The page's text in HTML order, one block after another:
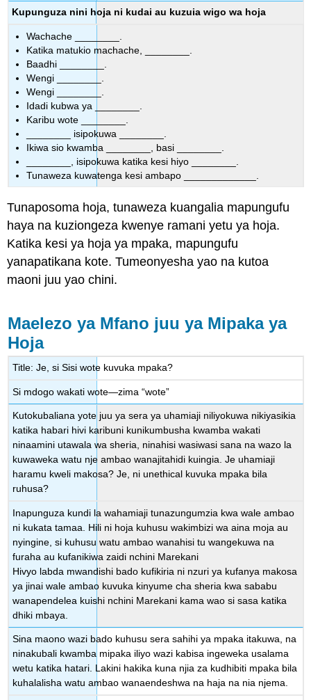
Kupunguza nini hoja ni kudai au kuzuia wigo wa hoja
Wachache
Katika matukio machache, ________.
Baadhi ________.
Wengi ________.
Wengi ________.
Idadi kubwa ya ________.
Karibu wote ________.
________ isipokuwa ________.
Ikiwa sio kwamba ________, basi ________.
________, isipokuwa katika kesi hiyo ________.
Tunaweza kuwatenga kesi ambapo _____________.
Tunaposoma hoja, tunaweza kuangalia mapungufu
haya na kuziongeza kwenye ramani yetu ya hoja.
Katika kesi ya hoja ya mpaka, mapungufu
yanapatikana kote. Tumeonyesha yao na kutoa
maoni juu yao chini.
Maelezo ya Mfano juu ya Mipaka ya
Hoja
Title: Je, si Sisi wote kuvuka mpaka?
Si mdogo wakati wote—zima “wote”
Kutokubaliana yote juu ya sera ya uhamiaji niliyokuwa nikiyasikia
katika habari hivi karibuni kunikumbusha kwamba wakati
ninaamini utawala wa sheria, ninahisi wasiwasi sana na wazo la
kuwaweka watu nje ambao wanajitahidi kuingia.Je uhamiaji
haramu kweli makosa? Je, ni unethical kuvuka mpaka bila
ruhusa?
Inapunguza kundi la wahamiaji tunazungumzia kwa wale ambao
ni kukata tamaa. Hili ni hoja kuhusu wakimbizi wa aina moja au
nyingine, si kuhusu watu ambao wanahisi tu wangekuwa na
furaha au kufanikiwa zaidi nchini Marekani
Hivyo labda mwandishi bado kufikiria ni nzuri ya kufanya makosa
ya jinai wale ambao kuvuka kinyume cha sheria kwa sababu
wanapendelea kuishi nchini Marekani kama wao si sasa katika
dhiki mbaya.
Sina maono wazi bado kuhusu sera sahihi ya mpaka itakuwa, na
ninakubali kwamba mipaka iliyo wazi kabisa ingeweka usalama
wetu katika hatari. Lakini hakika kuna njia za kudhibiti mpaka bila
kuhalalisha watu ambao wanaendeshwa na haja na nia njema.